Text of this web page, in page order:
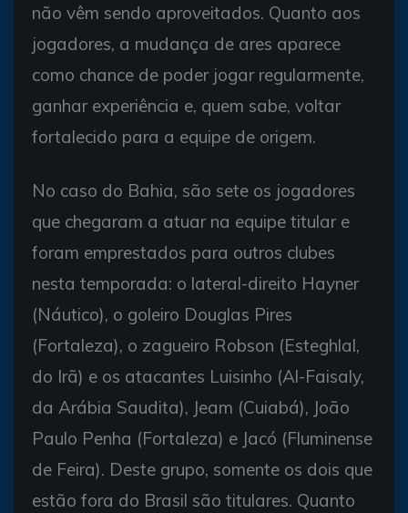
não vêm sendo aproveitados. Quanto aos
jogadores, a mudança de ares aparece
como chance de poder jogar regularmente,
ganhar experiência e, quem sabe, voltar
fortalecido para a equipe de origem.
No caso do Bahia, são sete os jogadores
que chegaram a atuar na equipe titular e
foram emprestados para outros clubes
nesta temporada: o lateral-direito Hayner
(Náutico), o goleiro Douglas Pires
(Fortaleza), o zagueiro Robson (Esteghlal,
do Irã) e os atacantes Luisinho (Al-Faisaly,
da Arábia Saudita), Jeam (Cuiabá), João
Paulo Penha (Fortaleza) e Jacó (Fluminense
de Feira). Deste grupo, somente os dois que
estão fora do Brasil são titulares. Quanto